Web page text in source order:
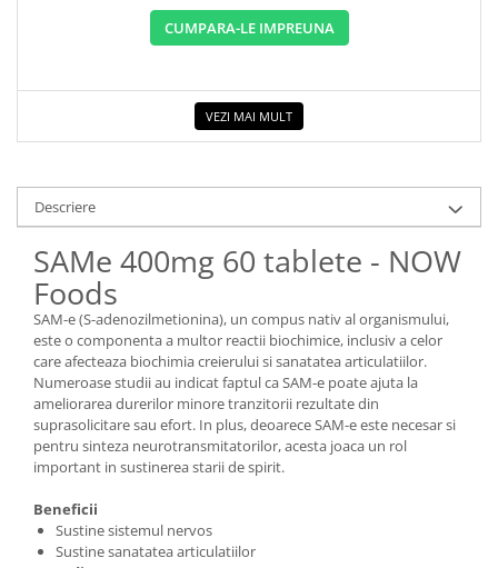
CUMPARA-LE IMPREUNA
VEZI MAI MULT
Descriere
SAMe 400mg 60 tablete - NOW
Foods
SAM-e (S-adenozilmetionina), un compus nativ al organismului,
este o componenta a multor reactii biochimice, inclusiv a celor
care afecteaza biochimia creierului si sanatatea articulatiilor.
Numeroase studii au indicat faptul ca SAM-e poate ajuta la
ameliorarea durerilor minore tranzitorii rezultate din
suprasolicitare sau efort. In plus, deoarece SAM-e este necesar si
pentru sinteza neurotransmitatorilor, acesta joaca un rol
important in sustinerea starii de spirit.
Beneficii
Sustine sistemul nervos
Sustine sanatatea articulatiilor